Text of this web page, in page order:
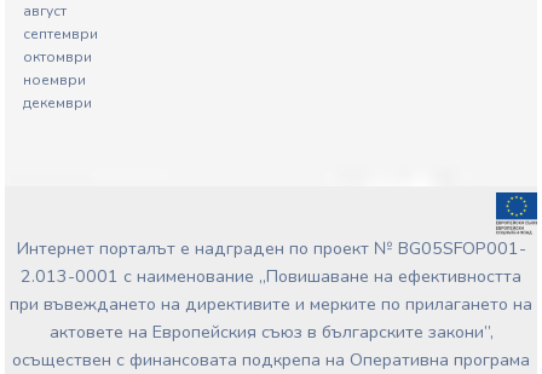
август
септември
октомври
ноември
декември
Интернет порталът е надграден по проект № BG05SFOP001-
2.013-0001 с наименование „Повишаване на ефективността
при въвеждането на директивите и мерките по прилагането на
актовете на Европейския съюз в българските закони”,
осъществен с финансовата подкрепа на Оперативна програма